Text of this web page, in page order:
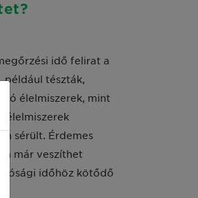
idő felirat a
például tészták,
élelmiszerek, mint
élelmiszerek
sérült. Érdemes
már veszíthet
időhöz kötődő